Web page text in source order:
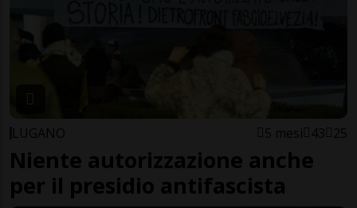
LUGANO 5 mesi 43 25
Niente autorizzazione anche
per il presidio antifascista